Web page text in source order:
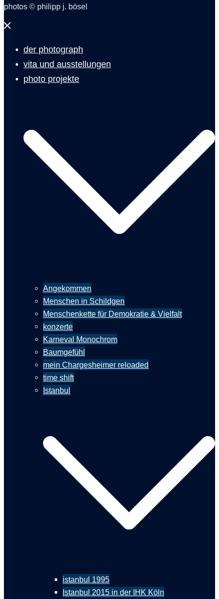
photos © philipp j. bösel
Menü
der photograph
vita und ausstellungen
photo projekte
Angekommen
Menschen in Schildgen
Menschenkette für Demokratie & Vielfalt
konzerte
Karneval Monochrom
Baumgefühl
mein Chargesheimer reloaded
time shift
Istanbul
istanbul 1995
Istanbul 2015 in der IHK Köln